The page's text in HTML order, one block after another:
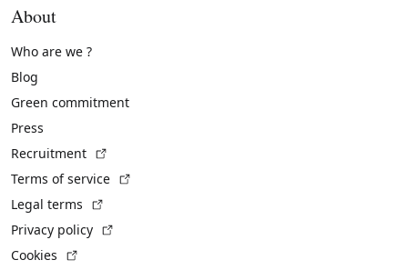
About
Who are we ?
Blog
Green commitment
Press
Recruitment
Terms of service
Legal terms
Privacy policy
Cookies